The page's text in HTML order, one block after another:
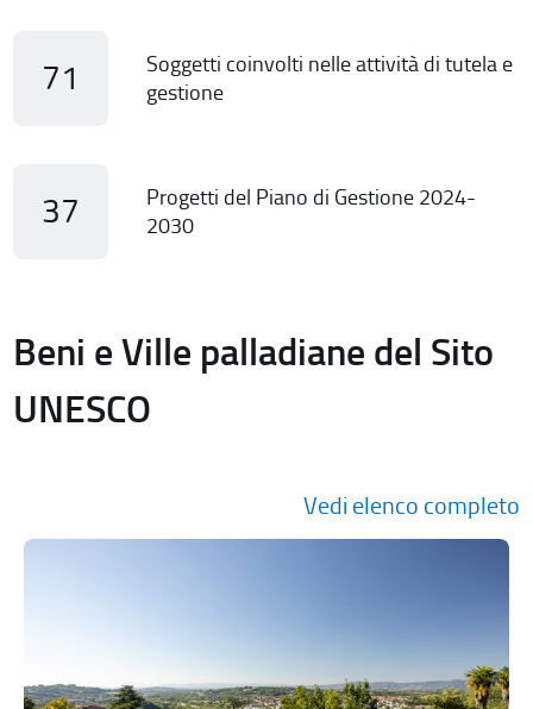
71
Soggetti coinvolti nelle attività di tutela e
gestione
37
Progetti del Piano di Gestione 2024-
2030
Beni e Ville palladiane del Sito
UNESCO
Vedi elenco completo